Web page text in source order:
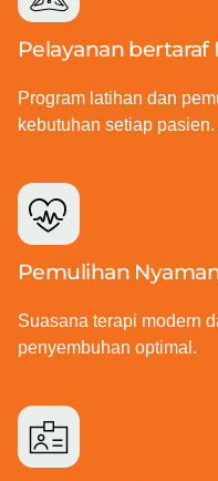
Pelayanan
Program latihan dan
kebutuhan setiap pasien.
Pemulihan
Suasana terapi modern
penyembuhan optimal.